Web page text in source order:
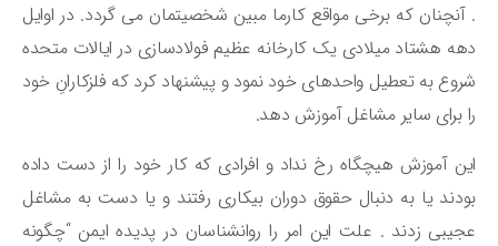
که برخی مواقع کارما مبین شخصیتمان می گردد. در اوایل
هشتاد میلادی یک کارخانه عظیم فولادسازی در ایالات متحده
به تعطیل واحدهای خود نمود و پیشنهاد کرد که فلزکارانِ خود
برای سایر مشاغل آموزش دهد.
آموزش هیچگاه رخ نداد و افرادی که کار خود را از دست داده
یا به دنبال حقوق دوران بیکاری رفتند و یا دست به مشاغل
زدند . علت این امر را روانشناسان در پدیده ایمن “چگونه